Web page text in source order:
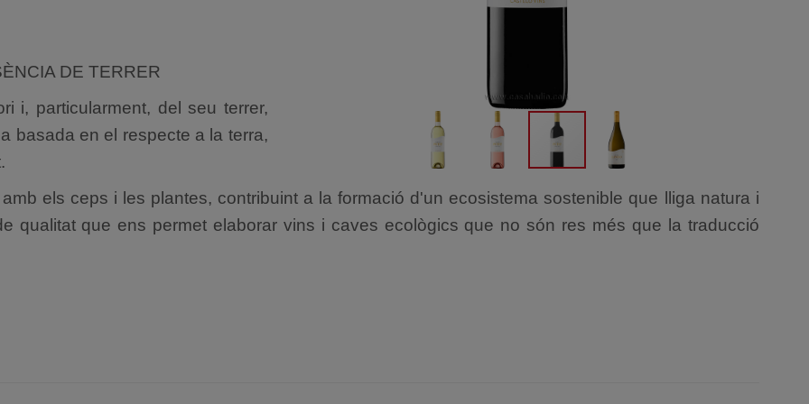
DE TERRER
i, particularment, del seu terrer,
basada en el respecte a la terra,
els ceps i les plantes, contribuint a la formació d'un ecosistema sostenible que lliga natura i
qualitat que ens permet elaborar vins i caves ecològics que no són res més que la traducció